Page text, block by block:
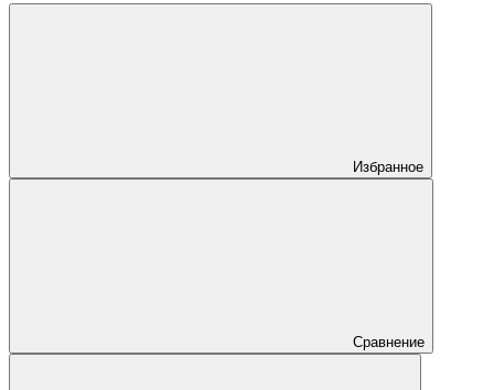
Избранное
Сравнение